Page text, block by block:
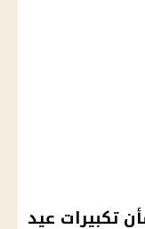
تكبيرات عيد